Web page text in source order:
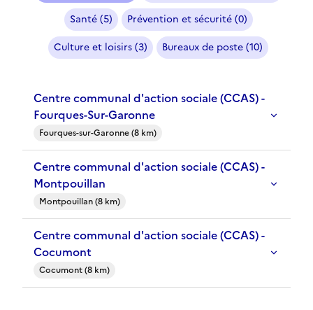
Santé (5)
Prévention et sécurité (0)
Culture et loisirs (3)
Bureaux de poste (10)
Centre communal d'action sociale (CCAS) -
Fourques-Sur-Garonne
Fourques-sur-Garonne (8 km)
Centre communal d'action sociale (CCAS) -
Montpouillan
Montpouillan (8 km)
Centre communal d'action sociale (CCAS) -
Cocumont
Cocumont (8 km)